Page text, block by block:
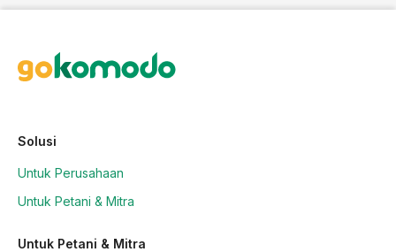
Solusi
Untuk Perusahaan
Untuk Petani & Mitra
Untuk Petani & Mitra